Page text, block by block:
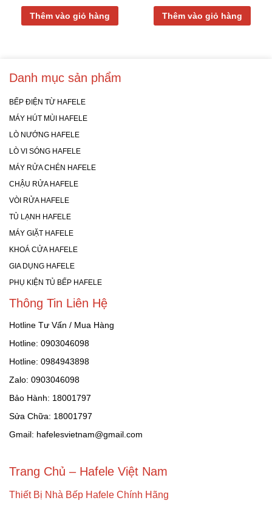
Thêm vào giỏ hàng Thêm vào giỏ hàng
Danh mục sản phẩm
BẾP ĐIỆN TỪ HAFELE
MÁY HÚT MÙI HAFELE
LÒ NƯỚNG HAFELE
LÒ VI SÓNG HAFELE
MÁY RỬA CHÉN HAFELE
CHẬU RỬA HAFELE
VÒI RỬA HAFELE
TỦ LẠNH HAFELE
MÁY GIẶT HAFELE
KHOÁ CỬA HAFELE
GIA DỤNG HAFELE
PHỤ KIỆN TỦ BẾP HAFELE
Thông Tin Liên Hệ
Hotline Tư Vấn / Mua Hàng
Hotline: 0903046098
Hotline: 0984943898
Zalo: 0903046098
Bảo Hành: 18001797
Sửa Chữa: 18001797
Gmail: hafelesvietnam@gmail.com
Trang Chủ – Hafele Việt Nam
Thiết Bị Nhà Bếp Hafele Chính Hãng